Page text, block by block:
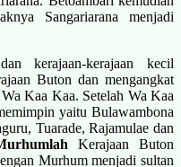
Sangariarana menjadi
kerajaan-kerajaan kecil
Buton dan mengangkat
Kaa Kaa. Setelah Wa Kaa
yaitu Bulawambona
Tuarade, Rajamulae dan
Kerajaan Buton
Murhum menjadi sultan